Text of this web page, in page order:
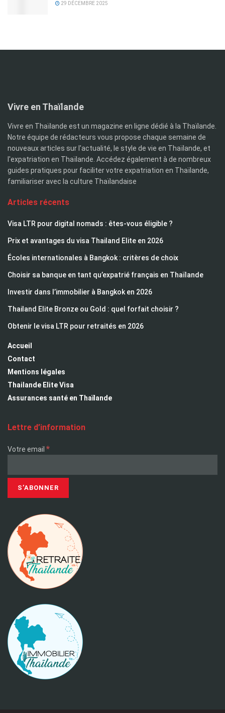
29 DÉCEMBRE 2025
Vivre en Thaïlande
Vivre en Thaïlande est un magazine en ligne dédié à la Thaïlande.
Notre équipe de rédacteurs vous propose chaque semaine de
nouveaux articles sur l'actualité, le style de vie en Thaïlande, et
l'expatriation en Thaïlande. Accédez également à de nombreux
guides pratiques pour faciliter votre expatriation en Thaïlande,
familiariser avec la culture Thaïlandaise
Articles récents
Visa LTR pour digital nomads : êtes-vous éligible ?
Prix et avantages du visa Thailand Elite en 2026
Écoles internationales à Bangkok : critères de choix
Choisir sa banque en tant qu’expatrié français en Thaïlande
Investir dans l’immobilier à Bangkok en 2026
Thailand Elite Bronze ou Gold : quel forfait choisir ?
Obtenir le visa LTR pour retraités en 2026
Accueil
Contact
Mentions légales
Thailande Elite Visa
Assurances santé en Thaïlande
Lettre d’information
Votre email *